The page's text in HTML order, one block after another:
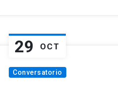
29 OCT
Conversatorio